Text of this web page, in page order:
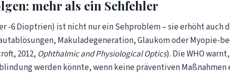
mehr als ein Sehfehler
-6 Dioptrien) ist nicht nur ein Sehproblem – sie erhöht auch
Makuladegeneration, Glaukom oder Myopie-
2012, Ophthalmic and Physiological Optics). Die WHO
werden könnte, wenn keine präventiven Maßnahmen